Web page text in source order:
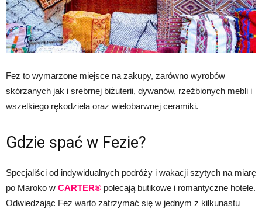
Fez to wymarzone miejsce na zakupy, zarówno wyrobów
skórzanych jak i srebrnej biżuterii, dywanów, rzeźbionych mebli i
wszelkiego rękodzieła oraz wielobarwnej ceramiki.
Gdzie spać w Fezie?
Specjaliści od indywidualnych podróży i wakacji szytych na miarę
po Maroko w CARTER® polecają butikowe i romantyczne hotele.
Odwiedzając Fez warto zatrzymać się w jednym z kilkunastu